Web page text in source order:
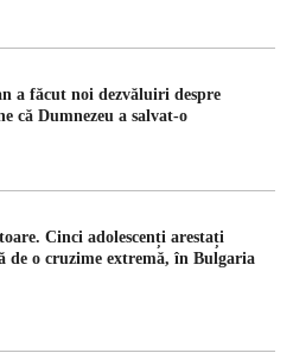
a făcut noi dezvăluiri despre
că Dumnezeu a salvat-o
Cinci adolescenți arestați
de o cruzime extremă, în Bulgaria